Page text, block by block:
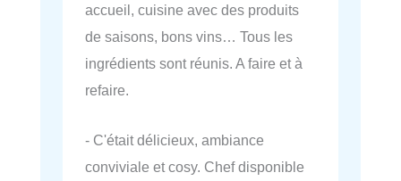
accueil, cuisine avec des produits
de saisons, bons vins… Tous les
ingrédients sont réunis. A faire et à
refaire.
- C'était délicieux, ambiance
conviviale et cosy. Chef disponible